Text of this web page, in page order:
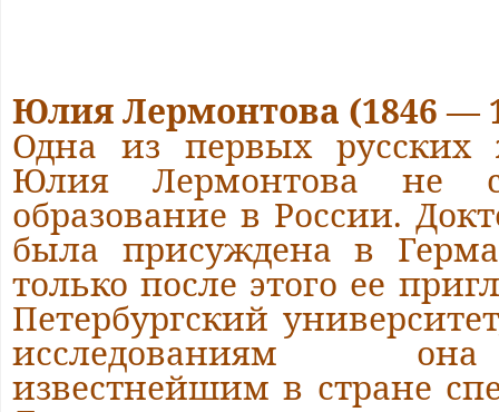
Юлия Лермонтова (1846 —
Одна из первых русских
Юлия Лермонтова не
образование в России.
была присуждена в
только после этого ее
Петербургский
исследованиям
известнейшим в стране